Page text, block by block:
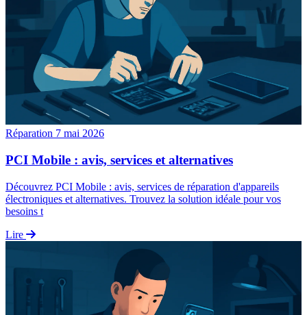
Réparation 7 mai 2026
PCI Mobile : avis, services et alternatives
Découvrez PCI Mobile : avis, services de réparation d'appareils
électroniques et alternatives. Trouvez la solution idéale pour vos
besoins t
Lire